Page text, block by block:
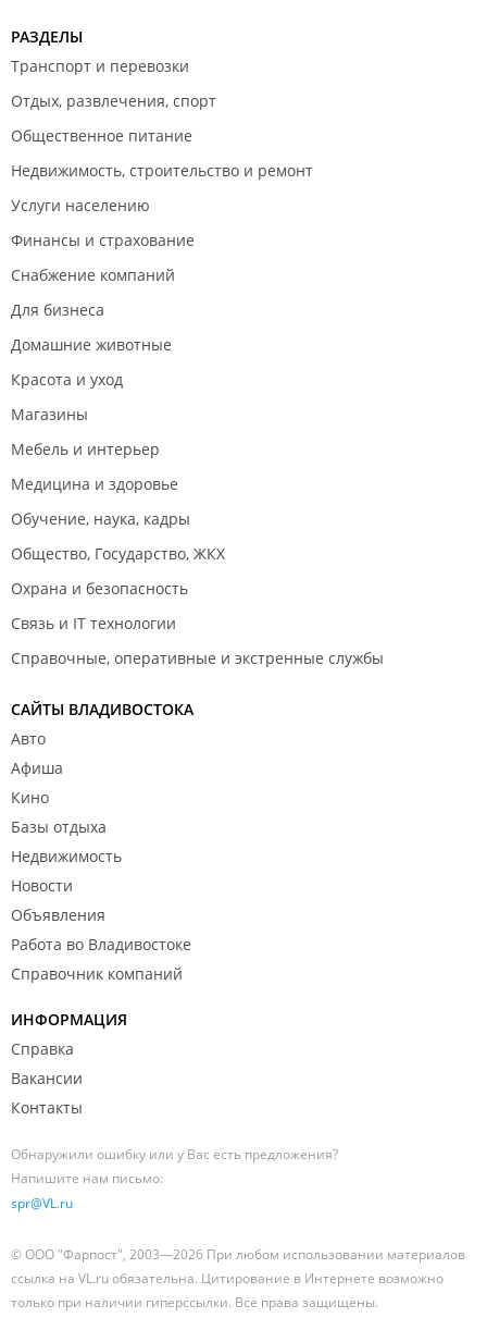
РАЗДЕЛЫ
Транспорт и перевозки
Отдых, развлечения, спорт
Общественное питание
Недвижимость, строительство и ремонт
Услуги населению
Финансы и страхование
Снабжение компаний
Для бизнеса
Домашние животные
Красота и уход
Магазины
Мебель и интерьер
Медицина и здоровье
Обучение, наука, кадры
Общество, Государство, ЖКХ
Охрана и безопасность
Связь и IT технологии
Справочные, оперативные и экстренные службы
САЙТЫ ВЛАДИВОСТОКА
Авто
Афиша
Кино
Базы отдыха
Недвижимость
Новости
Объявления
Работа во Владивостоке
Справочник компаний
ИНФОРМАЦИЯ
Справка
Вакансии
Контакты
Обнаружили ошибку или у Вас есть предложения?
Напишите нам письмо:
spr@VL.ru
© ООО "Фарпост", 2003—2026 При любом использовании материалов
ссылка на VL.ru обязательна. Цитирование в Интернете возможно
только при наличии гиперссылки. Все права защищены.